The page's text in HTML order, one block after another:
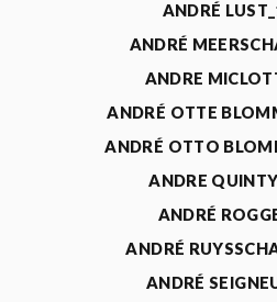
ANDRÉ
ANDRÉ
ANDRE
ANDRÉ OTTE
ANDRÉ OTTO
ANDRE
ANDRÉ
ANDRÉ
ANDRÉ